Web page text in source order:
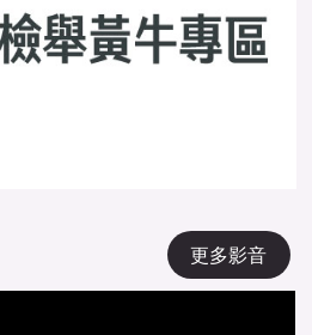
更多影音